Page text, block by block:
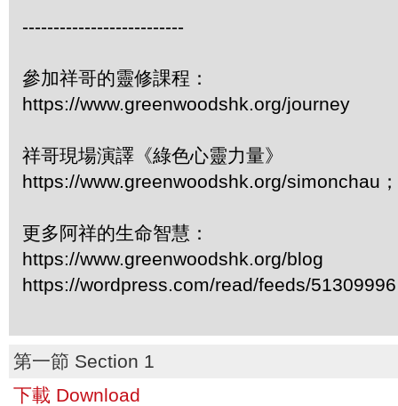
--------------------------
參加祥哥的靈修課程：
https://www.greenwoodshk.org/journey
祥哥現場演譯《綠色心靈力量》
https://www.greenwoodshk.org/simonchau
更多阿祥的生命智慧：
https://www.greenwoodshk.org/blog
https://wordpress.com/read/feeds/51309996
第一節 Section 1
下載 Download